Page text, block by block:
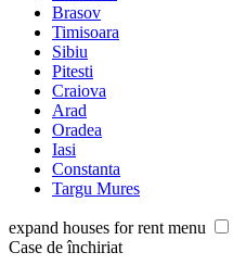
Brasov
Timisoara
Sibiu
Pitesti
Craiova
Arad
Oradea
Iasi
Constanta
Targu Mures
expand houses for rent menu
Case de închiriat